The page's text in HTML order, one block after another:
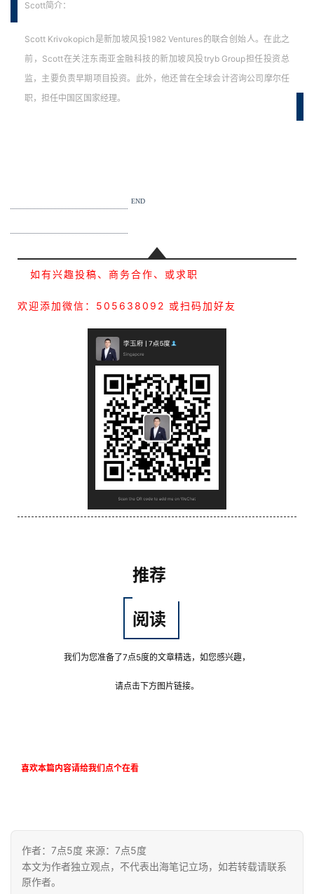
Scott简介：
Scott Krivokopich是新加坡风投1982 Ventures的联合创始人。在此之
前，Scott在关注东南亚金融科技的新加坡风投tryb Group担任投资总
监，主要负责早期项目投资。此外，他还曾在全球会计咨询公司摩尔任
职，担任中国区国家经理。
END
如有兴趣投稿、商务合作、或求职
欢迎添加微信：505638092 或扫码加好友
推荐
阅读
我们为您准备了7点5度的文章精选，如您感兴趣，
请点击下方图片链接。
喜欢本篇内容请给我们点个在看
作者：7点5度 来源：7点5度
本文为作者独立观点，不代表出海笔记立场，如若转载请联系
原作者。